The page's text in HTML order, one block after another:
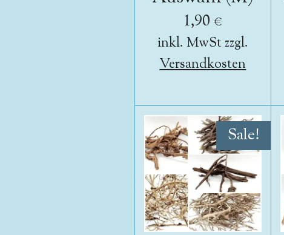
1,90 €
inkl. MwSt zzgl.
Versandkosten
Sale!